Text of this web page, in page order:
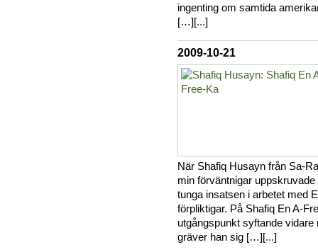
ingenting om samtida
[…][...]
2009-10-21
När Shafiq Husayn från Sa-
min förväntnigar
tunga insatsen i arbetet med
förpliktigar. På Shafiq En A-
utgångspunkt syftande
gräver han sig […][...]